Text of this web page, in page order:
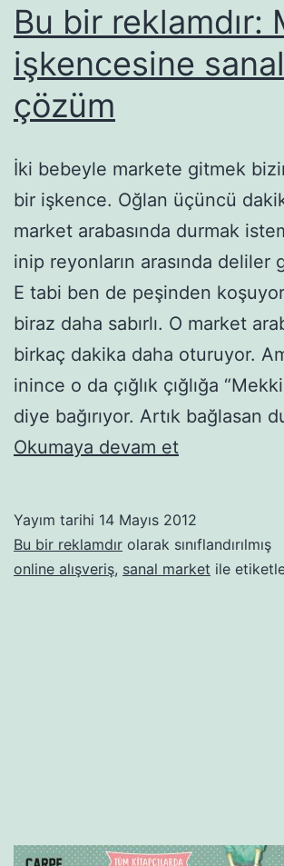
Bu bir reklamdır:
işkencesine sanal
çözüm
İki bebeyle markete gitmek
bir işkence. Oğlan üçüncü
market arabasında durmak
inip reyonların arasında deliler
E tabi ben de peşinden
biraz daha sabırlı. O market
birkaç dakika daha oturuyor.
inince o da çığlık çığlığa
diye bağırıyor. Artık bağlasan
Okumaya devam etBu
Market
işkencesine
Yayım tarihi 14 Mayıs 2012
Bu bir reklamdır olarak sınıflandırılmış
online alışveriş, sanal market ile